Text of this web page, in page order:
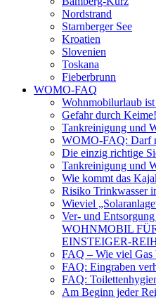
Nordstrand
Starnberger See
Kroatien
Slovenien
Toskana
Fieberbrunn
WOMO-FAQ
Wohnmobilurlaub
Gefahr durch
Tankreinigung und
WOMO-FAQ: Darf
Die einzig richtige
Tankreinigung und
Wie kommt das
Risiko Trinkwasser
Wieviel
Ver- und
WOHNMOBIL
EINSTEIGER-
FAQ – Wie viel Gas
FAQ: Eingraben
FAQ:
Am Beginn jeder